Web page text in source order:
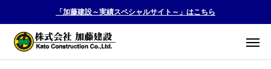
「加藤建設～実績スペシャルサイト～」はこちら